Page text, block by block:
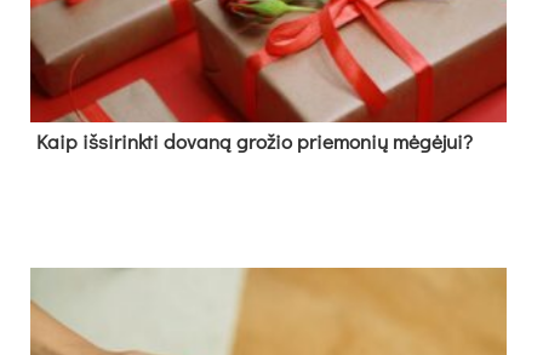
Kaip išsirinkti dovaną grožio priemonių mėgėjui?